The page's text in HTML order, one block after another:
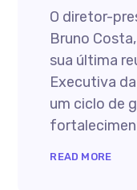
O diretor-
Bruno
sua última
Executiva
um ciclo de
READ MORE